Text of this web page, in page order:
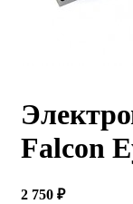
Falcon
2 750 ₽